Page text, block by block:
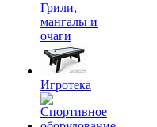
Грили,
мангалы и
очаги
Игротека